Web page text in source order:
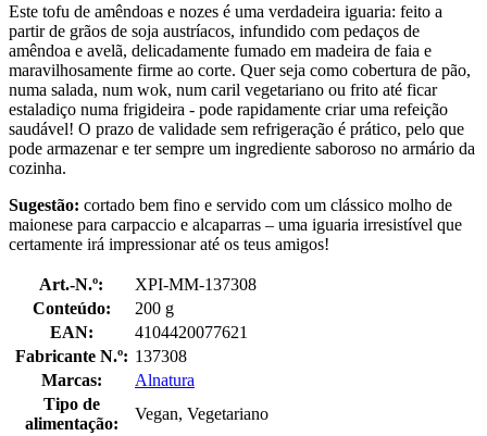
Este tofu de amêndoas e nozes é uma verdadeira iguaria: feito a
partir de grãos de soja austríacos, infundido com pedaços de
amêndoa e avelã, delicadamente fumado em madeira de faia e
maravilhosamente firme ao corte. Quer seja como cobertura de pão,
numa salada, num wok, num caril vegetariano ou frito até ficar
estaladiço numa frigideira - pode rapidamente criar uma refeição
saudável! O prazo de validade sem refrigeração é prático, pelo que
pode armazenar e ter sempre um ingrediente saboroso no armário da
cozinha.
Sugestão: cortado bem fino e servido com um clássico molho de
maionese para carpaccio e alcaparras – uma iguaria irresistível que
certamente irá impressionar até os teus amigos!
Art.-N.º:
XPI-MM-137308
Conteúdo:
200 g
EAN:
4104420077621
Fabricante N.º: 137308
Marcas:
Alnatura
Tipo de
alimentação:
Vegan, Vegetariano